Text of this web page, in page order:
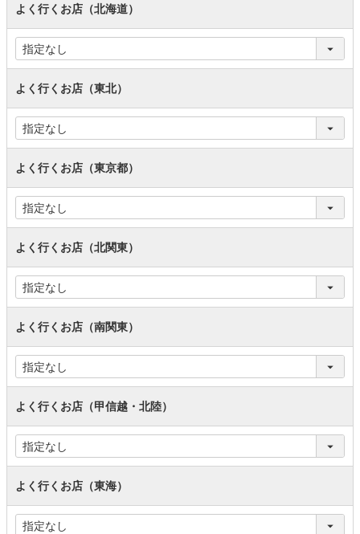
よく行くお店（北海道）
よく行くお店（東北）
よく行くお店（東京都）
よく行くお店（北関東）
よく行くお店（南関東）
よく行くお店（甲信越・北陸）
よく行くお店（東海）